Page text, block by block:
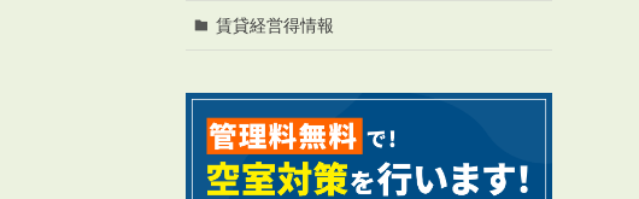
賃貸経営得情報